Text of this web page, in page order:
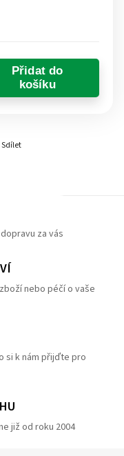
Přidat do
košíku
Sdílet
za vás
nebo péčí o vaše
si k nám přijďte pro
již od roku 2004